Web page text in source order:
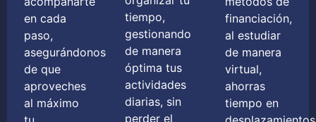
en cada
paso,
asegurándonos
de que
aproveches
al máximo
tiempo,
gestionando
de manera
óptima tus
actividades
diarias, sin
perder el
financiación,
al estudiar
de manera
virtual,
ahorras
tiempo en